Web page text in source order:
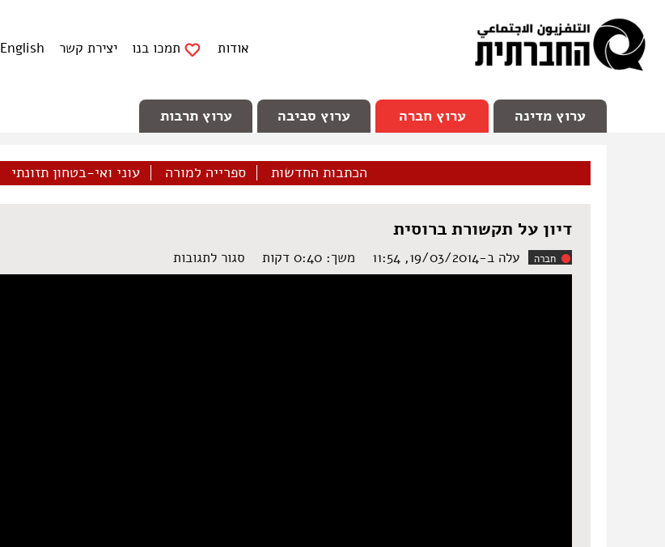
אודות תמכו בנו יצירת קשר English
ערוץ מדינה ערוץ חברה ערוץ סביבה ערוץ תרבות
הכתבות החדשות ספרייה למורה עוני ואי-בטחון תזונתי
דיון על תקשורת ברוסית
חברה עלה ב-19/03/2014, 11:54 משך: ‏0:40 דקות סגור לתגובותעל
דיון